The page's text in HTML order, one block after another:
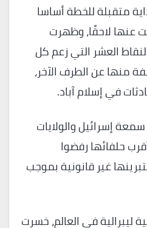
متقبلة للخطة أساسا
عنها لاحقًا، وظهرت
العشر التي زعم كل
منها عن الطرف الآخر،
في إسلام آباد.
إسرائيل والولايات
حلفائها رفضوا
غير قانونية بموجب
ليبرالية في العالم، خسرت